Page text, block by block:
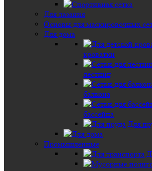
Для лазания
Основы для маскировочных
Для дома
кроватки
лестниц
балкона
бассейна
Для
Промышленные